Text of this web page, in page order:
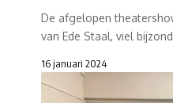
De afgelopen
van Ede Staal, viel
16 januari 2024